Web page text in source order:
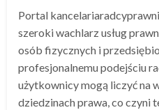
Portal
szeroki wachlarz usług
osób fizycznych i
profesjonalnemu podejściu
użytkownicy mogą liczyć na
dziedzinach prawa, co czyni